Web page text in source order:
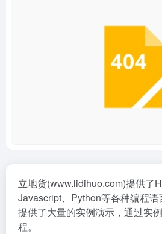
立地货(www.lidihuo.com)提供了
Javascript、Python等各种编程
提供了大量的实例演示，通过实
程。